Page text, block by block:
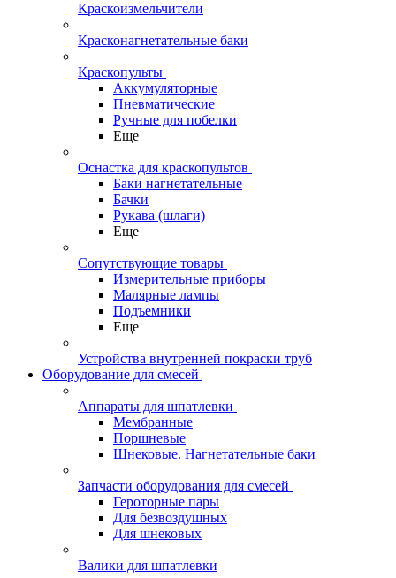
Краскоизмельчители
Красконагнетательные баки
Краскопульты
Аккумуляторные
Пневматические
Ручные для побелки
Еще
Оснастка для краскопультов
Баки нагнетательные
Бачки
Рукава (шлаги)
Еще
Сопутствующие товары
Измерительные приборы
Малярные лампы
Подъемники
Еще
Устройства внутренней покраски труб
Оборудование для смесей
Аппараты для шпатлевки
Мембранные
Поршневые
Шнековые. Нагнетательные баки
Запчасти оборудования для смесей
Героторные пары
Для безвоздушных
Для шнековых
Валики для шпатлевки